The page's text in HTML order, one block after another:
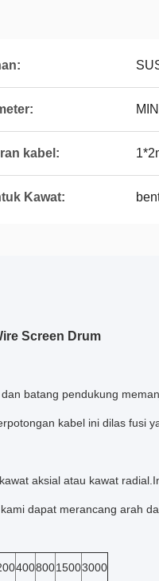
kabel:
Kawat:
Screen Drum
batang pendukung
kabel ini dilas fusi
aksial atau kawat
dapat merancang arah
40080015003000